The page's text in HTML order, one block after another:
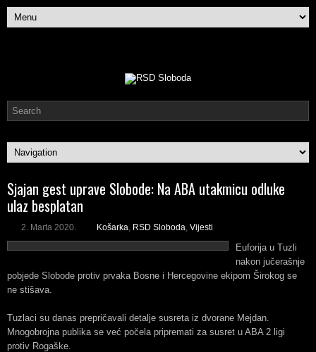
Sjajan gest uprave Slobode: Na ABA utakmicu odluke
ulaz besplatan
2. Marta 2020. Košarka, RSD Sloboda, Vijesti
Euforija u Tuzli
nakon jučerašnje
pobjede Slobode protiv prvaka Bosne i Hercegovine ekipom Širokog se
ne stišava.
Tuzlaci su danas prepričavali detalje susreta iz dvorane Mejdan.
Mnogobrojna publika se već počela pripremati za susret u ABA 2 ligi
protiv Rogaške.